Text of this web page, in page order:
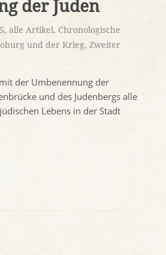
der Juden
, alle Artikel, Chronologische
und der Krieg, Zweiter
der Umbenennung der
und des Judenbergs alle
Lebens in der Stadt